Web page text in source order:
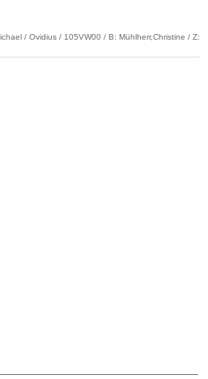
/ Ovidius / 105VW00 / B: Mühlherr,Christine / Z: